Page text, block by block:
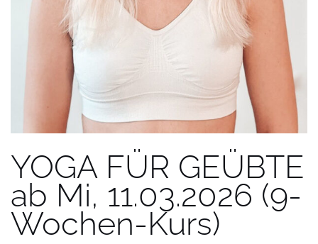
YOGA FÜR GEÜBTE
ab Mi, 11.03.2026 (9-
Wochen-Kurs)